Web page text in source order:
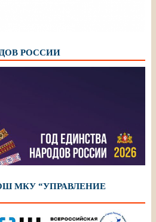
РОССИИ
МКУ “УПРАВЛЕНИЕ